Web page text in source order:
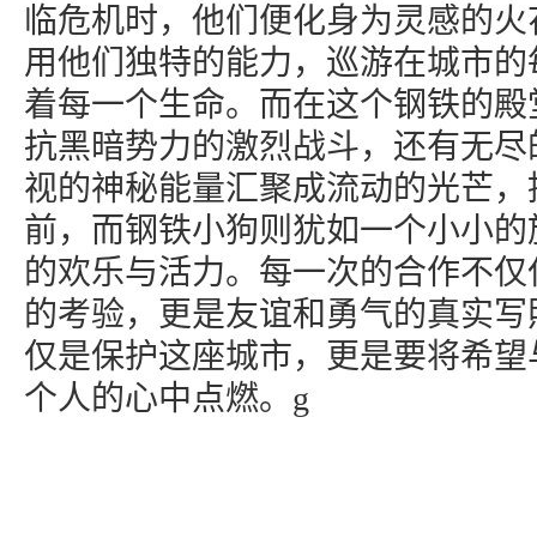
临危机时，他们便化身为灵感的
用他们独特的能力，巡游在城市
着每一个生命。而在这个钢铁的
抗黑暗势力的激烈战斗，还有无
视的神秘能量汇聚成流动的光芒
前，而钢铁小狗则犹如一个小小
的欢乐与活力。每一次的合作不
的考验，更是友谊和勇气的真实
仅是保护这座城市，更是要将希
个人的心中点燃。g